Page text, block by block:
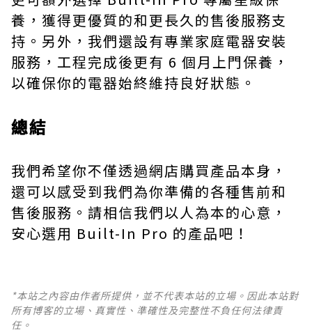
養，獲得更優質的和更長久的售後服務支
持。另外，我們還設有專業家庭電器安裝
服務，工程完成後更有 6 個月上門保養，
以確保你的電器始終維持良好狀態。
總結
我們希望你不僅透過網店購買產品本身，
還可以感受到我們為你準備的各種售前和
售後服務。請相信我們以人為本的心意，
安心選用 Built-In Pro 的產品吧！
*本站之內容由作者所提供，並不代表本站的立場。因此本站對
所有博客的立場、真實性、準確性及完整性不負任何法律責
任。